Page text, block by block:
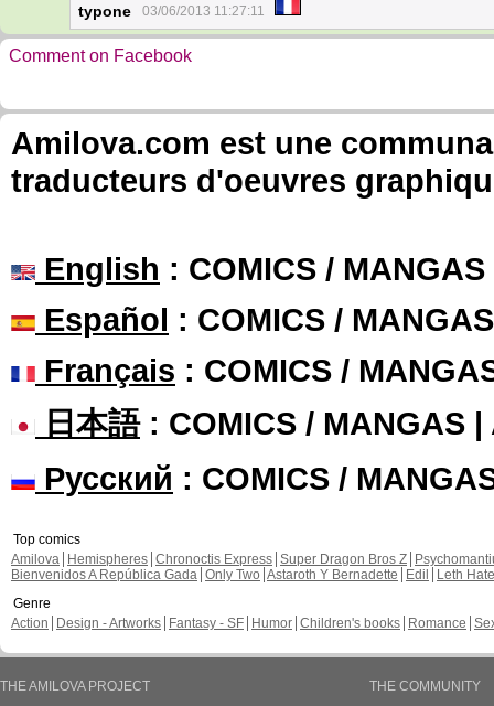
typone 03/06/2013 11:27:11
Comment on Facebook
Amilova.com est une
traducteurs d'oeuvres
English : COMICS /
Español : COMICS /
Français : COMICS /
日本語: COMICS / MANGAS |
Русский : COMICS /
Top comics
Amilova
Hemispheres Chronoctis Express Super Dragon Bros Z
Bienvenidos A República Gada Only Two Astaroth Y Bernadette Edil
Leth Hate
Genre
Action
Design - Artworks Fantasy - SF Humor Children's books Romance
THE AMILOVA PROJECT
THE COMMUNITY